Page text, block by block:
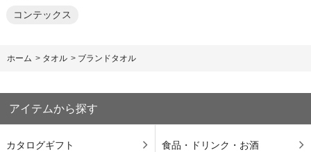
コンテックス
ホーム > タオル > ブランドタオル
アイテムから探す
カタログギフト 食品・ドリンク・お酒